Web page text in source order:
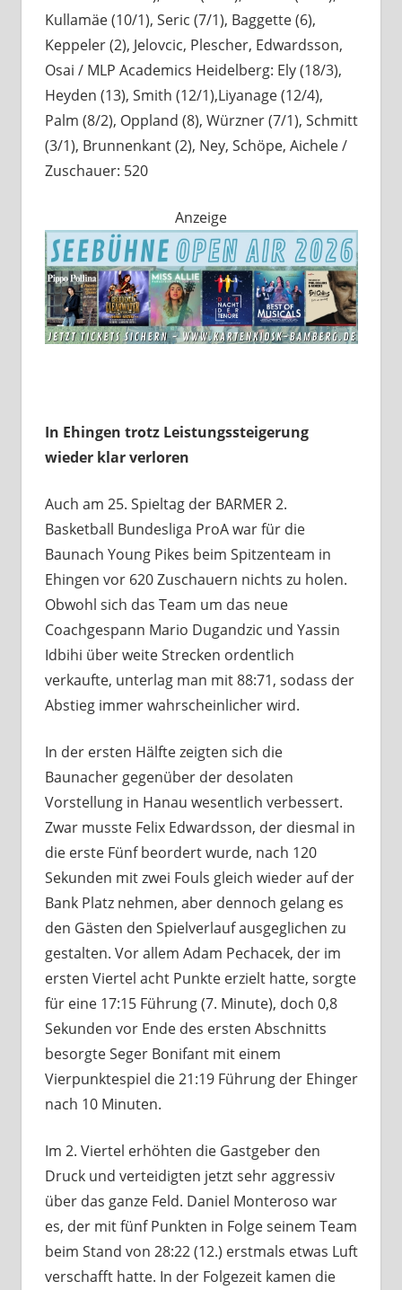
Kullamäe (10/1), Seric (7/1), Baggette (6),
Keppeler (2), Jelovcic, Plescher, Edwardsson,
Osai / MLP Academics Heidelberg: Ely (18/3),
Heyden (13), Smith (12/1),Liyanage (12/4),
Palm (8/2), Oppland (8), Würzner (7/1), Schmitt
(3/1), Brunnenkant (2), Ney, Schöpe, Aichele /
Zuschauer: 520
Anzeige
In Ehingen trotz Leistungssteigerung
wieder klar verloren
Auch am 25. Spieltag der BARMER 2.
Basketball Bundesliga ProA war für die
Baunach Young Pikes beim Spitzenteam in
Ehingen vor 620 Zuschauern nichts zu holen.
Obwohl sich das Team um das neue
Coachgespann Mario Dugandzic und Yassin
Idbihi über weite Strecken ordentlich
verkaufte, unterlag man mit 88:71, sodass der
Abstieg immer wahrscheinlicher wird.
In der ersten Hälfte zeigten sich die
Baunacher gegenüber der desolaten
Vorstellung in Hanau wesentlich verbessert.
Zwar musste Felix Edwardsson, der diesmal in
die erste Fünf beordert wurde, nach 120
Sekunden mit zwei Fouls gleich wieder auf der
Bank Platz nehmen, aber dennoch gelang es
den Gästen den Spielverlauf ausgeglichen zu
gestalten. Vor allem Adam Pechacek, der im
ersten Viertel acht Punkte erzielt hatte, sorgte
für eine 17:15 Führung (7. Minute), doch 0,8
Sekunden vor Ende des ersten Abschnitts
besorgte Seger Bonifant mit einem
Vierpunktespiel die 21:19 Führung der Ehinger
nach 10 Minuten.
Im 2. Viertel erhöhten die Gastgeber den
Druck und verteidigten jetzt sehr aggressiv
über das ganze Feld. Daniel Monteroso war
es, der mit fünf Punkten in Folge seinem Team
beim Stand von 28:22 (12.) erstmals etwas Luft
verschafft hatte. In der Folgezeit kamen die